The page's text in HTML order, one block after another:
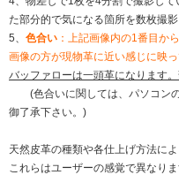
た部分的で気になる箇所を数枚撮影
5、 色合い ：上記画像内の1番目か
画像の方が現物革に近い感じに映っ
バッファローは一頭革になります
(色合いに関しては、パソコンの
御了承下さい。)
天然皮革の種類や各仕上げ方法に
これらはユーザーの感覚で異なり